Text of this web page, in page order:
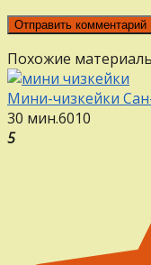
Похожие
Мини-чизкейки
30 мин.6010
5